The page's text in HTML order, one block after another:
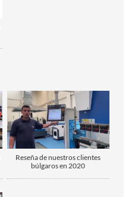
Reseña de nuestros clientes
búlgaros en 2020